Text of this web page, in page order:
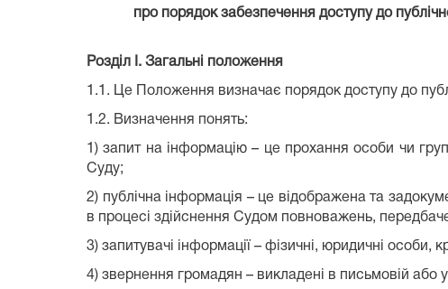
про порядок забезпечення доступу до
Розділ І. Загальні положення
1.1. Це Положення визначає порядок доступу до
1.2. Визначення понять:
1) запит на інформацію – це прохання особи чи
Суду;
2) публічна інформація – це відображена та
в процесі здійснення Судом повноважень,
3) запитувачі інформації – фізичні, юридичні
4) звернення громадян – викладені в письмовій або